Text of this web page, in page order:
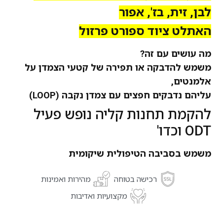
לבן, זית, בז', אפור
האתלט ציוד ספורט פרזול
מה עושים עם זה?
משמש להדבקה או תפירה של קטעי הצמדן על
אלמנטים,
עליהם נדבקים חפצים עם צמדן נקבה (LOOPׂ)
להקמת תחנות קליה נופש פעיל
ODT וכדו'
משמש בסביבה הטיפולית שיקומית
רכישה בטוחה
מהירות ואמינות
מקצועיות ואדיבות